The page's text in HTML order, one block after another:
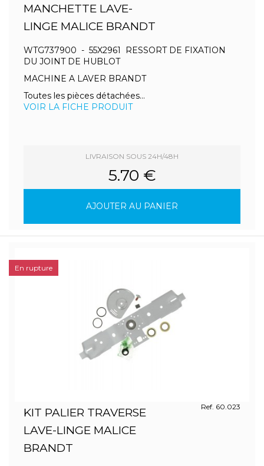
MANCHETTE LAVE-
LINGE MALICE BRANDT
WTG737900 - 55X2961 RESSORT DE FIXATION
DU JOINT DE HUBLOT
MACHINE A LAVER BRANDT
Toutes les pièces détachées...
VOIR LA FICHE PRODUIT
LIVRAISON SOUS 24H/48H
5.70 €
AJOUTER AU PANIER
KIT PALIER TRAVERSE
LAVE-LINGE MALICE
BRANDT
Ref. 60.023
En rupture